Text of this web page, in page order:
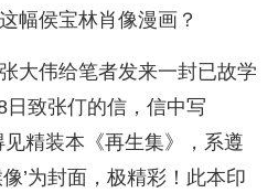
幅侯宝林肖像漫画？
大伟给笔者发来一封已故学
致张仃的信，信中写
精装本《再生集》，系遵
’为封面，极精彩！此本印